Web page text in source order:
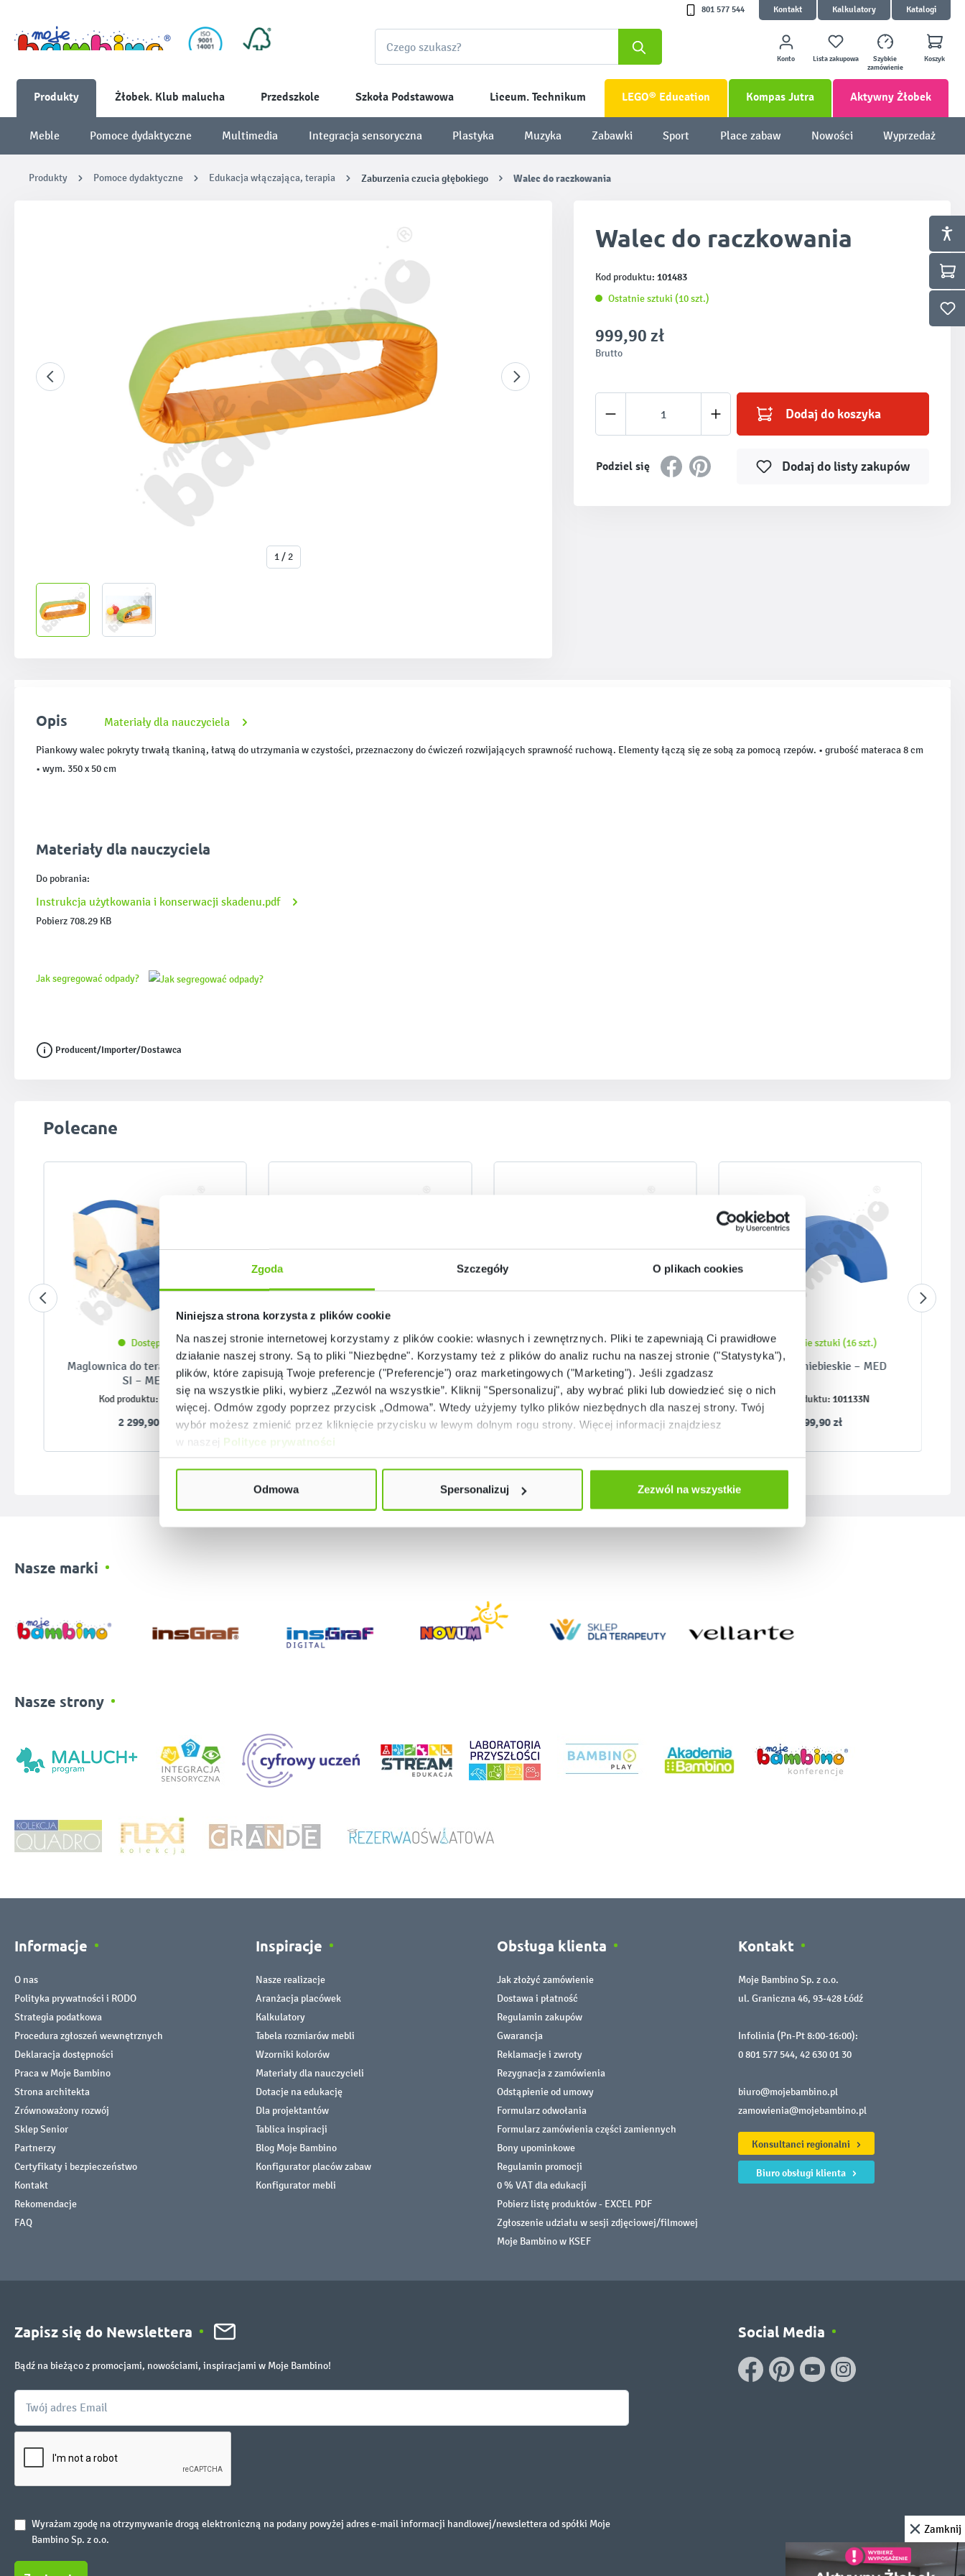
Zgoda Szczegóły O plikach cookies
Niniejsza strona korzysta z plików cookie
Na naszej stronie internetowej korzystamy z plików cookie: własnych i zewnętrznych. Pliki te zapewniają Ci prawidłowe
działanie naszej strony. Są to pliki "Niezbędne". Korzystamy też z plików do analiz ruchu na naszej stronie ("Statystyka"),
plików, które zapisują Twoje preferencje ("Preferencje") oraz marketingowych ("Marketing"). Jeśli zgadzasz
się na wszystkie pliki, wybierz „Zezwól na wszystkie”. Kliknij "Spersonalizuj", aby wybrać pliki lub dowiedzieć się o nich
więcej. Odmów zgody poprzez przycisk „Odmowa”. Wtedy użyjemy tylko plików niezbędnych dla naszej strony. Twój
wybór możesz zmienić przez kliknięcie przycisku w lewym dolnym rogu strony. Więcej informacji znajdziesz
w naszej Polityce prywatności
Odmowa Spersonalizuj Zezwól na wszystkie
801 577 544 Kontakt Kalkulatory Katalogi
Konto Lista zakupowa
Szybkie
zamówienie
Koszyk
Produkty Żłobek. Klub malucha Przedszkole Szkoła Podstawowa Liceum. Technikum LEGO® Education Kompas Jutra Aktywny Żłobek
Meble Pomoce dydaktyczne Multimedia Integracja sensoryczna Plastyka Muzyka Zabawki Sport Place zabaw Nowości Wyprzedaż
Produkty Pomoce dydaktyczne Edukacja włączająca, terapia Zaburzenia czucia głębokiego Walec do raczkowania
1 / 2
Walec do raczkowania
Kod produktu: 101483
Ostatnie sztuki (10 szt.)
999,90 zł
Brutto
Ilość produktu: Wprowadź żądaną ilość lub użyj
Dodaj do koszyka
Podziel się Dodaj do listy zakupów
Opis Materiały dla nauczyciela
Piankowy walec pokryty trwałą tkaniną, łatwą do utrzymania w czystości, przeznaczony do ćwiczeń rozwijających sprawność ruchową. Elementy łączą się ze sobą za pomocą rzepów. • grubość materaca 8 cm
• wym. 350 x 50 cm
Materiały dla nauczyciela
Do pobrania:
Instrukcja użytkowania i konserwacji skadenu.pdf
Pobierz 708.29 KB
Jak segregować odpady?
Producent/Importer/Dostawca
Pomiń galerię produktów
Polecane
Dostępny
Maglownica do terapii zaburzeń
SI – MED
Kod produktu: 096961
2 299,90 zł
Ostatnie sztuki (24 szt.)
Mała zjeżdżalnia – grafitowa –
MED
Kod produktu: 101131N
419,90 zł
Ostatnie sztuki (11 szt.)
Kostka z otworem –
jasnozielona – MED
Kod produktu: 101132N
599,90 zł
Ostatnie sztuki (16 szt.)
Półkoło – niebieskie – MED
Kod produktu: 101133N
599,90 zł
Nasze marki
Nasze strony
Informacje
O nas
Polityka prywatności i RODO
Strategia podatkowa
Procedura zgłoszeń wewnętrznych
Deklaracja dostępności
Praca w Moje Bambino
Strona architekta
Zrównoważony rozwój
Sklep Senior
Partnerzy
Certyfikaty i bezpieczeństwo
Kontakt
Rekomendacje
FAQ
Inspiracje
Nasze realizacje
Aranżacja placówek
Kalkulatory
Tabela rozmiarów mebli
Wzorniki kolorów
Materiały dla nauczycieli
Dotacje na edukację
Dla projektantów
Tablica inspiracji
Blog Moje Bambino
Konfigurator placów zabaw
Konfigurator mebli
Obsługa klienta
Jak złożyć zamówienie
Dostawa i płatność
Regulamin zakupów
Gwarancja
Reklamacje i zwroty
Rezygnacja z zamówienia
Odstąpienie od umowy
Formularz odwołania
Formularz zamówienia części zamiennych
Bony upominkowe
Regulamin promocji
0 % VAT dla edukacji
Pobierz listę produktów - EXCEL PDF
Zgłoszenie udziału w sesji zdjęciowej/filmowej
Moje Bambino w KSEF
Kontakt
Moje Bambino Sp. z o.o.
ul. Graniczna 46, 93-428 Łódź
Infolinia (Pn-Pt 8:00-16:00):
0 801 577 544, 42 630 01 30
biuro@mojebambino.pl
zamowienia@mojebambino.pl
Konsultanci regionalni
Biuro obsługi klienta
Zapisz się do Newslettera
Bądź na bieżąco z promocjami, nowościami, inspiracjami w Moje Bambino!
Wyrażam zgodę na otrzymywanie drogą elektroniczną na podany powyżej adres e-mail informacji handlowej/newslettera od spółki Moje
Bambino Sp. z o.o.
Social Media
Zamknij